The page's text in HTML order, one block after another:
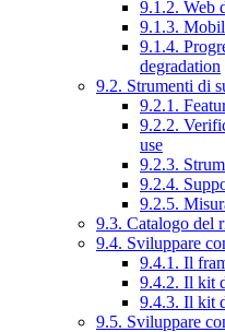
9.1.2. Web
9.1.3.
9.1.4.
degradation
9.2. Strumenti di
9.2.1.
9.2.2.
use
9.2.3.
9.2.4.
9.2.5.
9.3. Catalogo del
9.4. Sviluppare
9.4.1. Il
9.4.2. Il kit
9.4.3. Il kit
9.5. Sviluppare